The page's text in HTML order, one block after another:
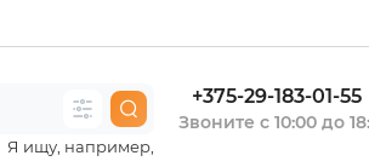
+375-29-183-01-55
Звоните с 10:00 до
Я ищу, например,